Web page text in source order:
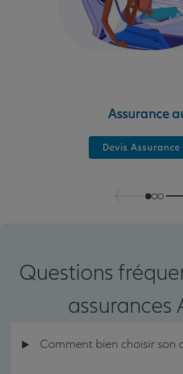
Assurance
Devis
Questions
assurances
Comment bien choisir son